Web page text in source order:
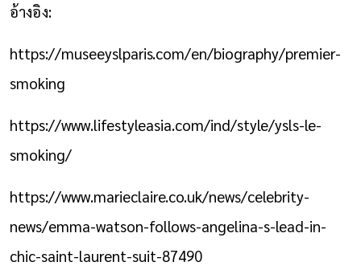
อ้างอิง:
https://museeyslparis.com/en/biography/premier-
smoking
https://www.lifestyleasia.com/ind/style/ysls-le-
smoking/
https://www.marieclaire.co.uk/news/celebrity-
news/emma-watson-follows-angelina-s-lead-in-
chic-saint-laurent-suit-87490